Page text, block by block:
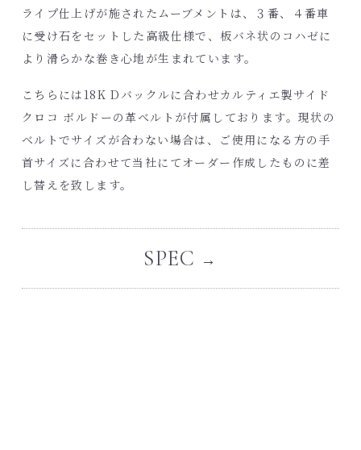
ライプ仕上げが施されたムーブメントは、３番、４番車
に受け石をセットした高級仕様で、板バネ状のコハゼに
より滑らかな巻き心地が生まれています。
こちらには18K Dバックルに合わせカルティエ製サイド
クロコ ボルドーの革ベルトが付属しております。現状の
ベルトでサイズが合わない場合は、ご使用になる方の手
首サイズに合わせて当社にてオーダー作成したものに差
し替えを致します。
SPEC